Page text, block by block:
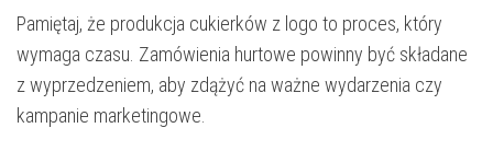
Pamiętaj, że produkcja cukierków z logo to proces, który
wymaga czasu. Zamówienia hurtowe powinny być składane
z wyprzedzeniem, aby zdążyć na ważne wydarzenia czy
kampanie marketingowe.